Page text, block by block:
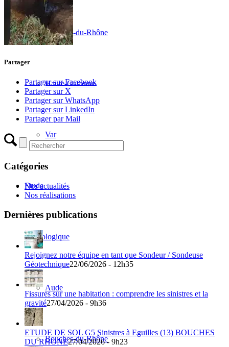
Bouches-du-Rhône
Haute-Garonne
Var
Etude
Hydrologique
Aude
Bouches-du-Rhône
Partager
Partager sur Facebook
Partager sur X
Partager sur WhatsApp
Partager sur LinkedIn
Partager par Mail
Catégories
Nos actualités
Nos réalisations
Dernières publications
Rejoignez notre équipe en tant que Sondeur / Sondeuse
Géotechnique22/06/2026 - 12h35
Fissures sur une habitation : comprendre les sinistres et la
gravité27/04/2026 - 9h36
ETUDE DE SOL G5 Sinistres à Eguilles (13) BOUCHES
DU RHONE27/04/2026 - 9h23